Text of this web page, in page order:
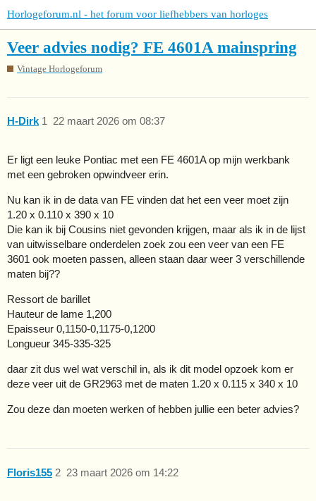
Horlogeforum.nl - het forum voor liefhebbers van horloges
Veer advies nodig? FE 4601A mainspring
Vintage Horlogeforum
H-Dirk 22 maart 2026 om 08:37
1
Er ligt een leuke Pontiac met een FE 4601A op mijn werkbank
met een gebroken opwindveer erin.
Nu kan ik in de data van FE vinden dat het een veer moet zijn
1.20 x 0.110 x 390 x 10
Die kan ik bij Cousins niet gevonden krijgen, maar als ik in de lijst
van uitwisselbare onderdelen zoek zou een veer van een FE
3601 ook moeten passen, alleen staan daar weer 3 verschillende
maten bij??
Ressort de barillet
Hauteur de lame 1,200
Epaisseur 0,1150-0,1175-0,1200
Longueur 345-335-325
daar zit dus wel wat verschil in, als ik dit model opzoek kom er
deze veer uit de GR2963 met de maten 1.20 x 0.115 x 340 x 10
Zou deze dan moeten werken of hebben jullie een beter advies?
Floris155 23 maart 2026 om 14:22
2